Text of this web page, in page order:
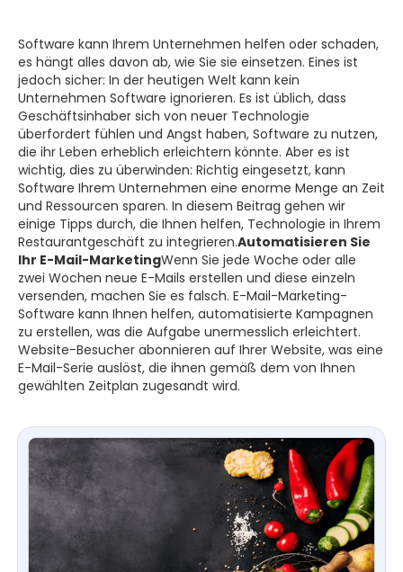
Software kann Ihrem Unternehmen helfen oder schaden,
es hängt alles davon ab, wie Sie sie einsetzen. Eines ist
jedoch sicher: In der heutigen Welt kann kein
Unternehmen Software ignorieren. Es ist üblich, dass
Geschäftsinhaber sich von neuer Technologie
überfordert fühlen und Angst haben, Software zu nutzen,
die ihr Leben erheblich erleichtern könnte. Aber es ist
wichtig, dies zu überwinden: Richtig eingesetzt, kann
Software Ihrem Unternehmen eine enorme Menge an Zeit
und Ressourcen sparen. In diesem Beitrag gehen wir
einige Tipps durch, die Ihnen helfen, Technologie in Ihrem
Restaurantgeschäft zu integrieren.Automatisieren Sie
Ihr E-Mail-MarketingWenn Sie jede Woche oder alle
zwei Wochen neue E-Mails erstellen und diese einzeln
versenden, machen Sie es falsch. E-Mail-Marketing-
Software kann Ihnen helfen, automatisierte Kampagnen
zu erstellen, was die Aufgabe unermesslich erleichtert.
Website-Besucher abonnieren auf Ihrer Website, was eine
E-Mail-Serie auslöst, die ihnen gemäß dem von Ihnen
gewählten Zeitplan zugesandt wird.